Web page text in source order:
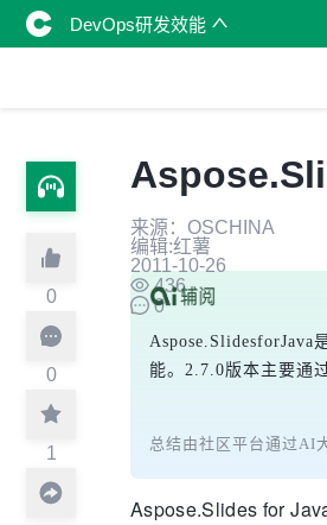
DevOps研发效能
0
0
1
来源：OSCHINA
编辑:红薯
2011-10-26
436
0
Aspose.SlidesforJava
能。2.7.0版本主要通
总结由社区平台通过AI
Aspose.Slides for